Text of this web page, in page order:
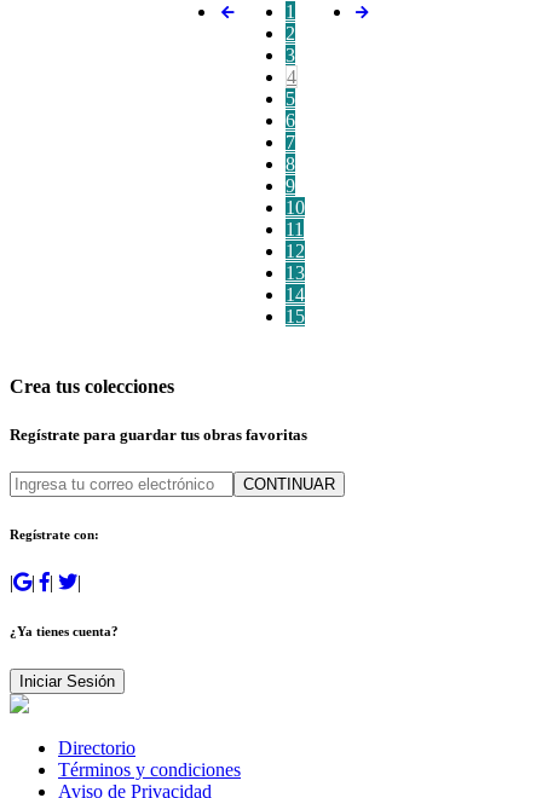
1
2
3
4
5
6
7
8
9
10
11
12
13
14
15
Crea tus colecciones
Regístrate para guardar tus obras favoritas
CONTINUAR
Regístrate con:
| | | |
¿Ya tienes cuenta?
Iniciar Sesión
Directorio
Términos y condiciones
Aviso de Privacidad